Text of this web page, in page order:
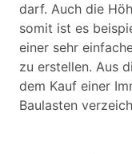
darf. Auch die
somit ist es
einer sehr
zu erstellen. Aus
dem Kauf einer
Baulasten